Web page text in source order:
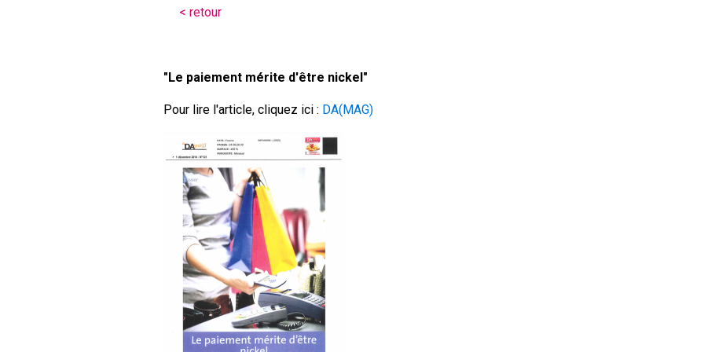
< retour
"Le paiement mérite d'être nickel"
Pour lire l'article, cliquez ici : DA(MAG)